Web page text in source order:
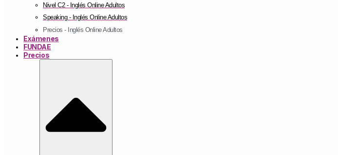
Nivel C2 - Inglés Online Adultos
Speaking - Inglés Online Adultos
Precios - Inglés Online Adultos
Exámenes
FUNDAE
Precios